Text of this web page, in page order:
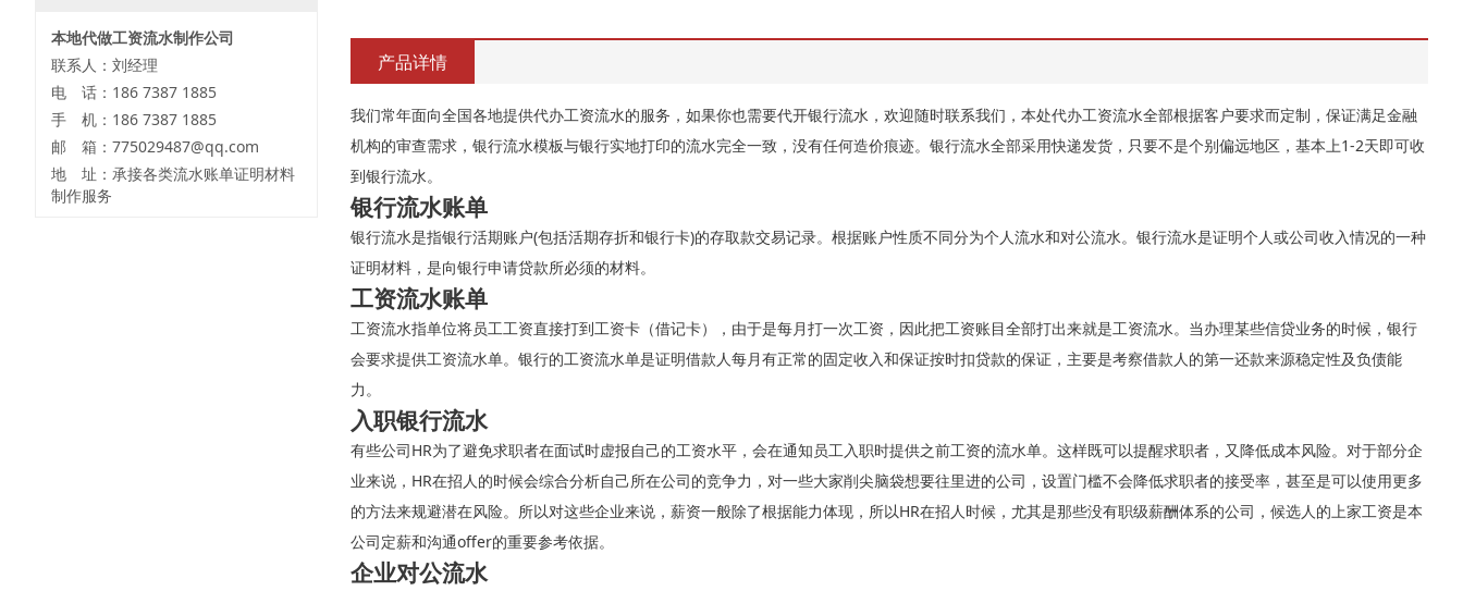
本地代做工资流水制作公司
联系人：刘经理
电 话：186 7387 1885
手 机：186 7387 1885
邮 箱：775029487@qq.com
地 址：承接各类流水账单证明材料
制作服务
产品详情
我们常年面向全国各地提供代办工资流水的服务，如果你也需要代开银行流水，欢迎随时联系我们，本处代办工资流水全部根据客户要求而定制，保证满足金融
机构的审查需求，银行流水模板与银行实地打印的流水完全一致，没有任何造价痕迹。银行流水全部采用快递发货，只要不是个别偏远地区，基本上1-2天即可收
到银行流水。
银行流水账单
银行流水是指银行活期账户(包括活期存折和银行卡)的存取款交易记录。根据账户性质不同分为个人流水和对公流水。银行流水是证明个人或公司收入情况的一种
证明材料，是向银行申请贷款所必须的材料。
工资流水账单
工资流水指单位将员工工资直接打到工资卡（借记卡），由于是每月打一次工资，因此把工资账目全部打出来就是工资流水。当办理某些信贷业务的时候，银行
会要求提供工资流水单。银行的工资流水单是证明借款人每月有正常的固定收入和保证按时扣贷款的保证，主要是考察借款人的第一还款来源稳定性及负债能
力。
入职银行流水
有些公司HR为了避免求职者在面试时虚报自己的工资水平，会在通知员工入职时提供之前工资的流水单。这样既可以提醒求职者，又降低成本风险。对于部分企
业来说，HR在招人的时候会综合分析自己所在公司的竞争力，对一些大家削尖脑袋想要往里进的公司，设置门槛不会降低求职者的接受率，甚至是可以使用更多
的方法来规避潜在风险。所以对这些企业来说，薪资一般除了根据能力体现，所以HR在招人时候，尤其是那些没有职级薪酬体系的公司，候选人的上家工资是本
公司定薪和沟通offer的重要参考依据。
企业对公流水